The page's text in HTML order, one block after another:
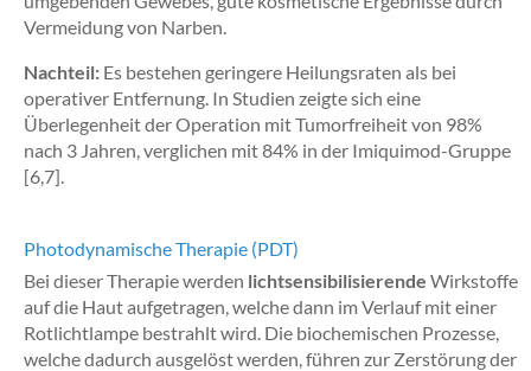
Vermeidung von Narben.
Nachteil: Es bestehen geringere Heilungsraten als bei
operativer Entfernung. In Studien zeigte sich eine
Überlegenheit der Operation mit Tumorfreiheit von 98%
nach 3 Jahren, verglichen mit 84% in der Imiquimod-Gruppe
[6,7].
Photodynamische Therapie (PDT)
Bei dieser Therapie werden lichtsensibilisierende Wirkstoffe
auf die Haut aufgetragen, welche dann im Verlauf mit einer
Rotlichtlampe bestrahlt wird. Die biochemischen Prozesse,
welche dadurch ausgelöst werden, führen zur Zerstörung der